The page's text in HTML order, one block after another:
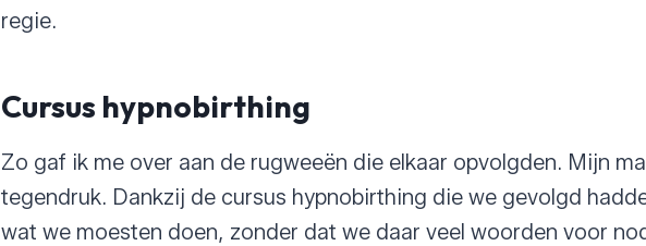
regie.
Cursus hypnobirthing
Zo gaf ik me over aan de rugweeën die elkaar opvolgden. Mijn
tegendruk. Dankzij de cursus hypnobirthing die we gevolgd
wat we moesten doen, zonder dat we daar veel woorden voor